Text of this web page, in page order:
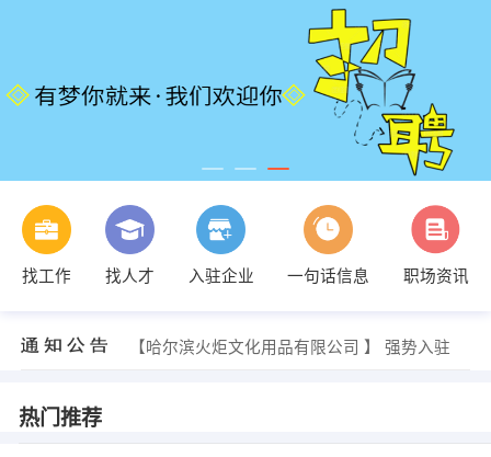
找工作 找人才 入驻企业 一句话信息 职场资讯
范经理 发布 [培训讲师 ] 招聘信息
【哈尔滨国安特种设备技术服务有限公司 】 强势入驻
【哈尔滨为尚装饰设计有限公司 】 强势入驻
【哈尔滨火炬文化用品有限公司 】 强势入驻
热门推荐